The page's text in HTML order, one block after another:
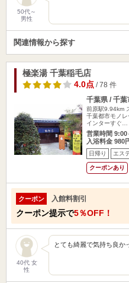
50代～
男性
関連情報から探す
極楽湯 千葉稲毛店
4.0点/ 78 件
千葉県 / 千
前原駅9.94km
千葉都市モノ
インターすぐ…
営業時間 9:00
入浴料金 980
日帰り エス
クーポンあり
クーポン 入館料割引
クーポン提示で5％OFF！
40代 女
性
とても綺麗で気持ち良か